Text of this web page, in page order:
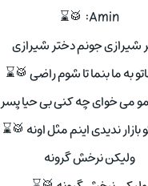
Amin: 🥁⌛
شیرازی جونم دختر شیرازی
به ما بنما تا شوم راضی 🥁⌛
می خوای چه کنی بی حیا پسر
بازار ندیدی اینم مثل اونه 🥁⌛
ولیکن نرخش گرونه